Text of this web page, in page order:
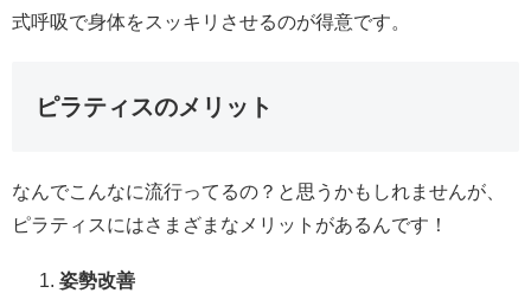
式呼吸で身体をスッキリさせるのが得意です。
ピラティスのメリット
なんでこんなに流行ってるの？と思うかもしれませんが、
ピラティスにはさまざまなメリットがあるんです！
姿勢改善